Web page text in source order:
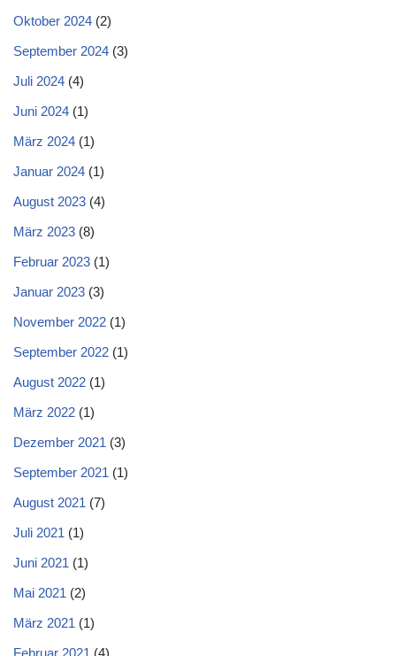
Oktober 2024 (2)
September 2024 (3)
Juli 2024 (4)
Juni 2024 (1)
März 2024 (1)
Januar 2024 (1)
August 2023 (4)
März 2023 (8)
Februar 2023 (1)
Januar 2023 (3)
November 2022 (1)
September 2022 (1)
August 2022 (1)
März 2022 (1)
Dezember 2021 (3)
September 2021 (1)
August 2021 (7)
Juli 2021 (1)
Juni 2021 (1)
Mai 2021 (2)
März 2021 (1)